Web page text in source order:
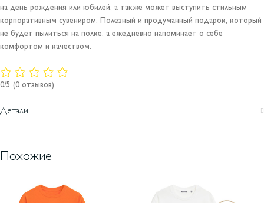
на день рождения или юбилей, а также может выступить стильным
корпоративным сувениром. Полезный и продуманный подарок, который
не будет пылиться на полке, а ежедневно напоминает о себе
комфортом и качеством.
0/5 (0 отзывов)
Детали
Похожие